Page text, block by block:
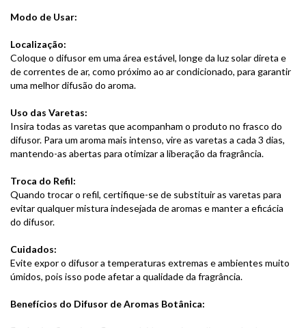
Modo de Usar:
Localização:
Coloque o difusor em uma área estável, longe da luz solar direta e
de correntes de ar, como próximo ao ar condicionado, para garantir
uma melhor difusão do aroma.
Uso das Varetas:
Insira todas as varetas que acompanham o produto no frasco do
difusor. Para um aroma mais intenso, vire as varetas a cada 3 dias,
mantendo-as abertas para otimizar a liberação da fragrância.
Troca do Refil:
Quando trocar o refil, certifique-se de substituir as varetas para
evitar qualquer mistura indesejada de aromas e manter a eficácia
do difusor.
Cuidados:
Evite expor o difusor a temperaturas extremas e ambientes muito
úmidos, pois isso pode afetar a qualidade da fragrância.
Benefícios do Difusor de Aromas Botânica: